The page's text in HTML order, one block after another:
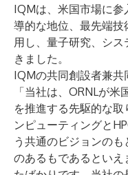
IQMは、米国市場に
導的な地位、最先端
用し、量子研究、シ
きました。
IQMの共同創設者兼共
「当社は、ORNLが
を推進する先駆的な
ンピューティングと
う共通のビジョンの
のあるもであるとい